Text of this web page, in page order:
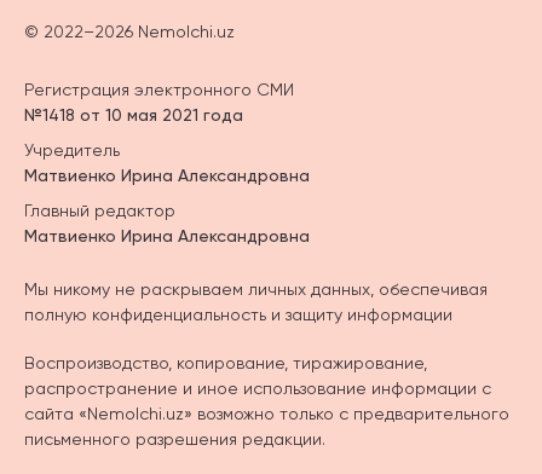
© 2022–2026 Nemolchi.uz
Регистрация электронного СМИ
№1418 от 10 мая 2021 года
Учредитель
Матвиенко Ирина Александровна
Главный редактор
Матвиенко Ирина Александровна
Мы никому не раскрываем личных данных, обеспечивая
полную конфиденциальность и защиту информации
Воспроизводство, копирование, тиражирование,
распространение и иное использование информации с
сайта «Nemolchi.uz» возможно только с предварительного
письменного разрешения редакции.